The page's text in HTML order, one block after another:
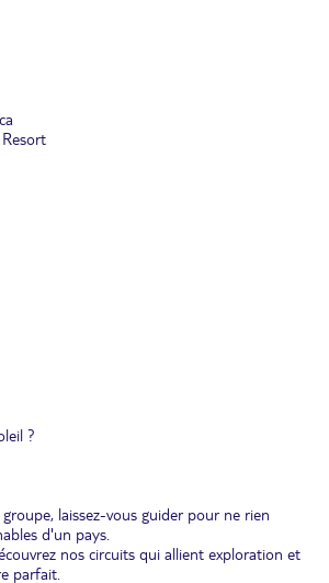
?
groupe, laissez-vous guider pour ne rien
d'un pays.
nos circuits qui allient exploration et
parfait.